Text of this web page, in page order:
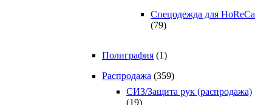
Спецодежда для HoReCa
(79)
Полиграфия (1)
Распродажа (359)
СИЗ/Защита рук (распродажа)
(19)